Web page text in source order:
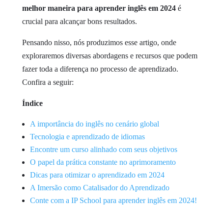
melhor maneira para aprender inglês em 2024é
crucial para alcançar bons resultados.
Pensando nisso, nós produzimos esse artigo, onde
exploraremos diversas abordagens e recursos que podem
fazer toda a diferença no processo de aprendizado.
Confira a seguir:
Índice
A importância do inglês no cenário global
Tecnologia e aprendizado de idiomas
Encontre um curso alinhado com seus objetivos
O papel da prática constante no aprimoramento
Dicas para otimizar o aprendizado em 2024
A Imersão como Catalisador do Aprendizado
Conte com a IP School para aprender inglês em 2024!